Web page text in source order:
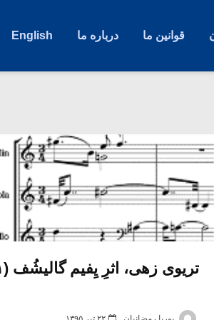
قوانین ما درباره ما English
تریوی زهی، اثرِ یِفیم گالیشُف (۱)